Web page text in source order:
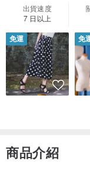
出貨速度
7 日以上
免運 免
商品介紹